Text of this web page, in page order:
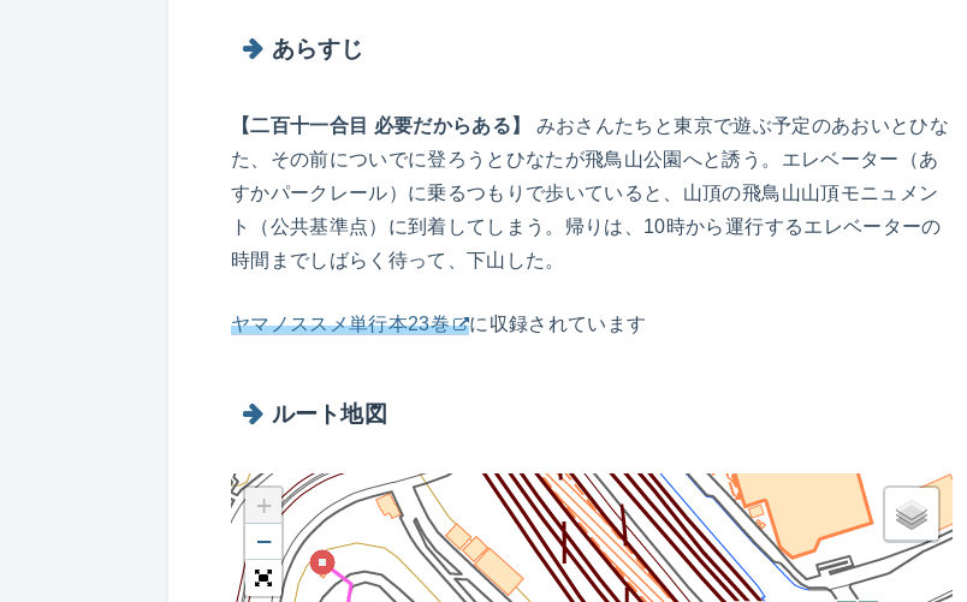
あらすじ
【二百十一合目 必要だからある】
みおさんたちと東京で遊ぶ予定のあおいとひな
た、その前についでに登ろうとひなたが飛鳥山公園へと誘う。エレベーター（あ
すかパークレール）に乗るつもりで歩いていると、山頂の飛鳥山山頂モニュメン
ト（公共基準点）に到着してしまう。帰りは、10時から運行するエレベーターの
時間までしばらく待って、下山した。
ヤマノススメ単行本23巻 に収録されています
ルート地図
+
−